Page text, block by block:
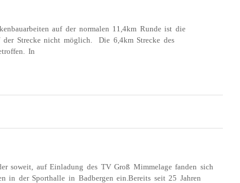
auf der normalen 11,4km Runde ist die
der Strecke nicht möglich. Die 6,4km Strecke des
In
JUBILÄUMSTURNIER
soweit, auf Einladung des TV Groß Mimmelage fanden sich
in der Sporthalle in Badbergen ein.Bereits seit 25 Jahren